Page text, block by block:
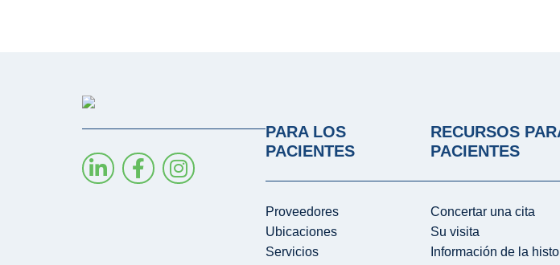
PARA LOS
PACIENTES
Proveedores
Ubicaciones
Servicios
RECURSOS
PACIENTES
Concertar una cita
Su visita
Información de la